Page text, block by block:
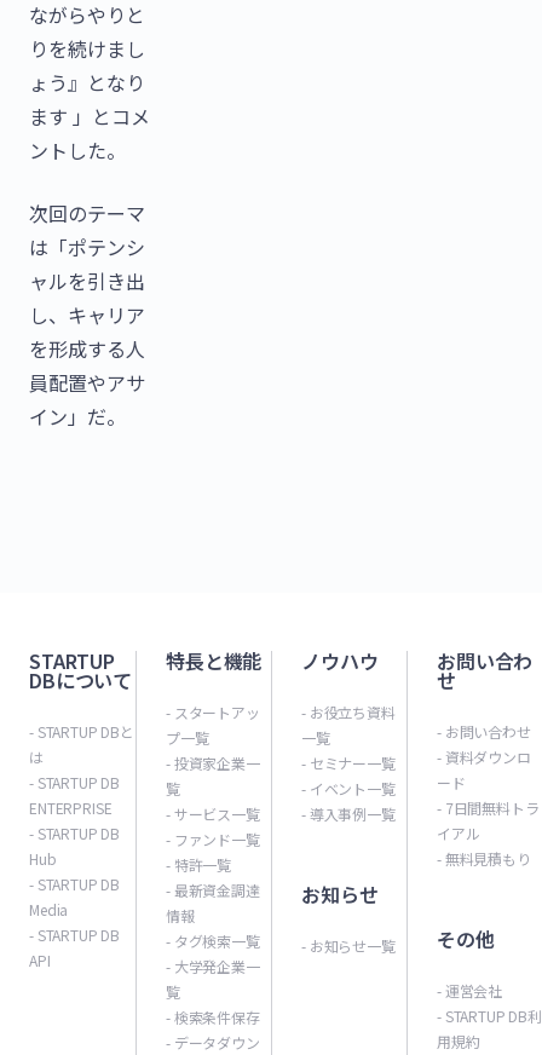
ながらやりと
りを続けまし
ょう』となり
ます 」とコメ
ントした。
次回のテーマ
は「ポテンシ
ャルを引き出
し、キャリア
を形成する人
員配置やアサ
イン」だ。
STARTUP
DBについて
- STARTUP DBと
は
- STARTUP DB
ENTERPRISE
- STARTUP DB
Hub
- STARTUP DB
Media
- STARTUP DB
API
特長と機能
- スタートアッ
プ一覧
- 投資家企業一
覧
- サービス一覧
- ファンド一覧
- 特許一覧
- 最新資金調達
情報
- タグ検索一覧
- 大学発企業一
覧
- 検索条件保存
- データダウン
ノウハウ
- お役立ち資料
一覧
- セミナー一覧
- イベント一覧
- 導入事例一覧
お知らせ
- お知らせ一覧
お問い合わ
せ
- お問い合わせ
- 資料ダウンロ
ード
- 7日間無料トラ
イアル
- 無料見積もり
その他
- 運営会社
- STARTUP DB利
用規約